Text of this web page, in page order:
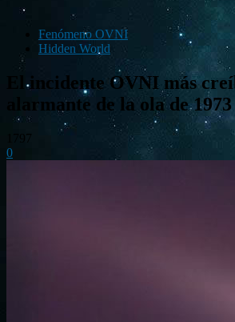
Fenómeno OVNI
Hidden World
El incidente OVNI más
alarmante de la ola de
0